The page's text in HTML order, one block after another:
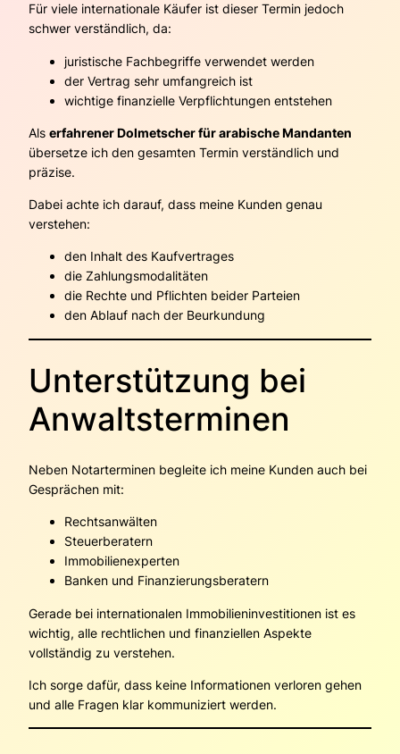
Für viele internationale Käufer ist dieser Termin jedoch
schwer verständlich, da:
juristische Fachbegriffe verwendet werden
der Vertrag sehr umfangreich ist
wichtige finanzielle Verpflichtungen entstehen
Als erfahrener Dolmetscher für arabische Mandanten
übersetze ich den gesamten Termin verständlich und
präzise.
Dabei achte ich darauf, dass meine Kunden genau
verstehen:
den Inhalt des Kaufvertrages
die Zahlungsmodalitäten
die Rechte und Pflichten beider Parteien
den Ablauf nach der Beurkundung
Unterstützung bei
Anwaltsterminen
Neben Notarterminen begleite ich meine Kunden auch bei
Gesprächen mit:
Rechtsanwälten
Steuerberatern
Immobilienexperten
Banken und Finanzierungsberatern
Gerade bei internationalen Immobilieninvestitionen ist es
wichtig, alle rechtlichen und finanziellen Aspekte
vollständig zu verstehen.
Ich sorge dafür, dass keine Informationen verloren gehen
und alle Fragen klar kommuniziert werden.